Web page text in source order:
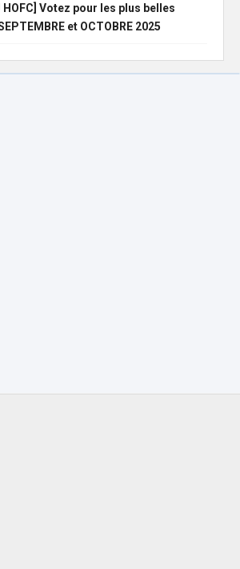
HOFC] Votez pour les plus belles
et OCTOBRE 2025